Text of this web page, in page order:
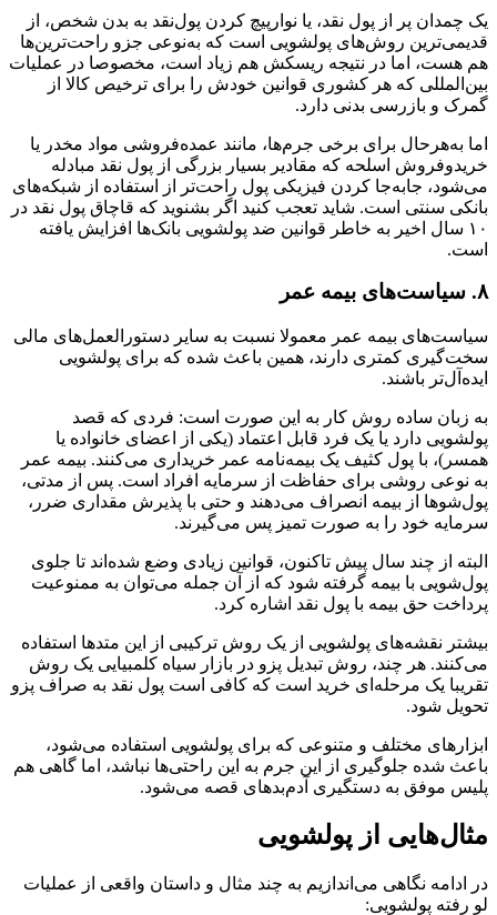
یک چمدان پر از پول نقد، یا نوارپیچ کردن پول‌نقد به بدن شخص، از
قدیمی‌ترین روش‌های پولشویی است که به‌نوعی جزو راحت‌ترین‌ها
هم هست، اما در نتیجه ریسکش هم زیاد است، مخصوصا در عملیات
بین‌المللی که هر کشوری قوانین خودش را برای ترخیص کالا از
گمرک و بازرسی بدنی دارد.
اما به‌هرحال برای برخی جرم‌ها، مانند عمده‌فروشی مواد مخدر یا
خریدوفروش اسلحه که مقادیر بسیار بزرگی از پول نقد مبادله
می‌شود، جابه‌جا کردن فیزیکی پول راحت‌تر از استفاده از شبکه‌های
بانکی سنتی است. شاید تعجب کنید اگر بشنوید که قاچاق پول نقد در
۱۰ سال اخیر به خاطر قوانین ضد پولشویی بانک‌ها افزایش یافته
است.
۸. سیاست‌های بیمه عمر
سیاست‌های بیمه عمر معمولا نسبت به سایر دستورالعمل‌های مالی
سخت‌گیری کمتری دارند، همین باعث شده که برای پولشویی
ایده‌آل‌تر باشند.
به زبان ساده روش کار به این صورت است: فردی که قصد
پولشویی دارد یا یک فرد قابل اعتماد (یکی از اعضای خانواده یا
همسر)، با پول کثیف یک بیمه‌نامه عمر خریداری می‌کنند. بیمه عمر
به نوعی روشی برای حفاظت از سرمایه افراد است. پس از مدتی،
پول‌شوها از بیمه انصراف می‌دهند و حتی با پذیرش مقداری ضرر،
سرمایه خود را به صورت تمیز پس می‌گیرند.
البته از چند سال پیش تاکنون، قوانین زیادی وضع شده‌‌اند تا جلوی
پول‌شویی با بیمه گرفته شود که از آن جمله می‌توان به ممنوعیت
پرداخت حق بیمه با پول نقد اشاره کرد.
بیشتر نقشه‌های پولشویی از یک روش ترکیبی از این متدها استفاده
می‌کنند. هر چند، روش تبدیل پزو در بازار سیاه کلمبیایی یک روش
تقریبا یک مرحله‌ای خرید است که کافی است پول نقد به صراف پزو
تحویل شود.
ابزارهای مختلف و متنوعی که برای پولشویی استفاده می‌شود،
باعث شده جلوگیری از این جرم به این‌ راحتی‌ها نباشد، اما گاهی هم
پلیس موفق به دستگیری آدم‌بدهای قصه می‌شود.
مثال‌هایی از پولشویی
در ادامه نگاهی می‌اندازیم به چند مثال و داستان واقعی از عملیات
لو رفته پولشویی: